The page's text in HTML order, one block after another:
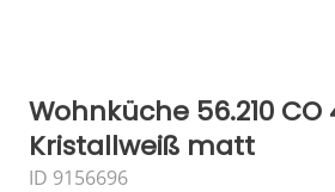
Wohnküche 56.210 CO
Kristallweiß matt
ID 9156696